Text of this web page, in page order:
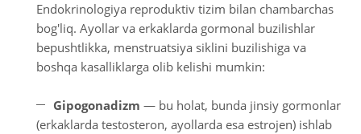
Endokrinologiya reproduktiv tizim bilan chambarchas
bog'liq. Ayollar va erkaklarda gormonal buzilishlar
bepushtlikka, menstruatsiya siklini buzilishiga va
boshqa kasalliklarga olib kelishi mumkin:
Gipogonadizm — bu holat, bunda jinsiy gormonlar
(erkaklarda testosteron, ayollarda esa estrojen) ishlab